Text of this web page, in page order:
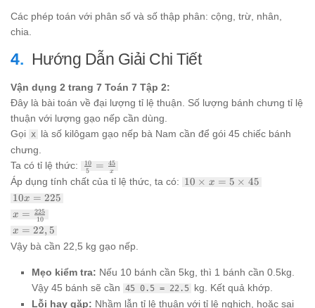
Các phép toán với phân số và số thập phân: cộng, trừ, nhân,
chia.
Hướng Dẫn Giải Chi Tiết
Vận dụng 2 trang 7 Toán 7 Tập 2:
Đây là bài toán về đại lượng tỉ lệ thuận. Số lượng bánh chưng tỉ lệ
thuận với lượng gạo nếp cần dùng.
Gọi x là số kilôgam gạo nếp bà Nam cần để gói 45 chiếc bánh
chưng.
Ta có tỉ lệ thức:
\frac{10}
{5} =
\frac{45}
5
10 = x
45
Áp dụng tính chất của tỉ lệ thức, ta có: 10
10 × x = 5 × 45
10x
225
10x = 225
x =
\frac{225}
{10}
x = 10
225
x =
22,5
x = 22, 5
Vậy bà cần 22,5 kg gạo nếp.
Mẹo kiểm tra: Nếu 10 bánh cần 5kg, thì 1 bánh cần 0.5kg.
Vậy 45 bánh sẽ cần 45 0.5 = 22.5 kg. Kết quả khớp.
Lỗi hay gặp: Nhầm lẫn tỉ lệ thuận với tỉ lệ nghịch, hoặc sai